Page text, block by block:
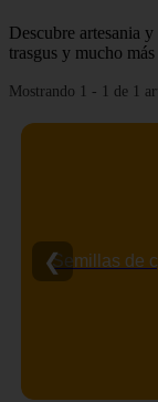
Descubre artesania
trasgus y mucho más
Mostrando 1 - 1 de 1
Semillas de
❮